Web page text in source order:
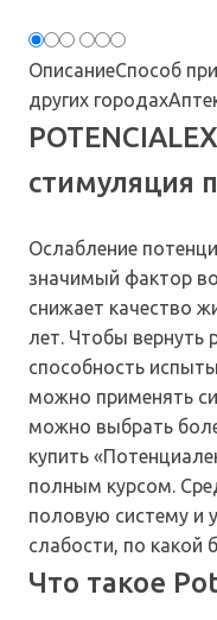
ОписаниеСпособ
других городах
стимуляция
Ослабление
значимый фактор
снижает качество
лет. Чтобы вернуть
способность
можно применять
можно выбрать
купить
полным курсом.
половую систему и
слабости, по какой
Что такое